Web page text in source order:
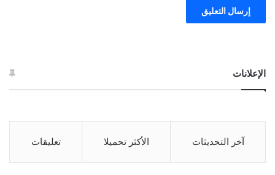
الإعلانات
آخر التحديثات الأكثر تحميلا تعليقات